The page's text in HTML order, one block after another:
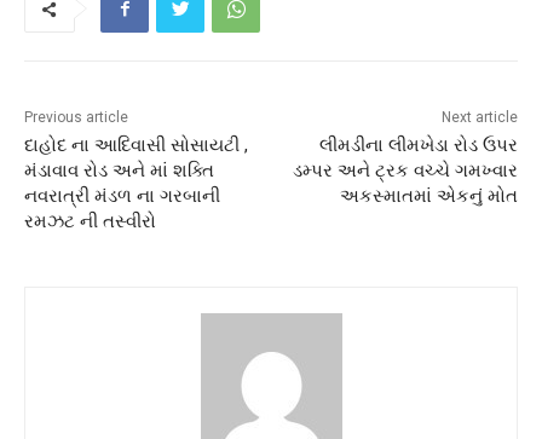
Previous article
દાહોદ ના આદિવાસી સોસાયટી ,
મંડાવાવ રોડ અને માં શક્તિ
નવરાત્રી મંડળ ના ગરબાની
રમઝટ ની તસ્વીરો
Next article
લીમડીના લીમખેડા રોડ ઉપર
ડમ્પર અને ટ્રક વચ્ચે ગમખ્વાર
અકસ્માતમાં એકનું મોત